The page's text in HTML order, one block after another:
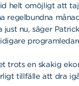
helt omöjligt att
regelbundna
just nu, säger
trots en skakig
tillfälle att dra